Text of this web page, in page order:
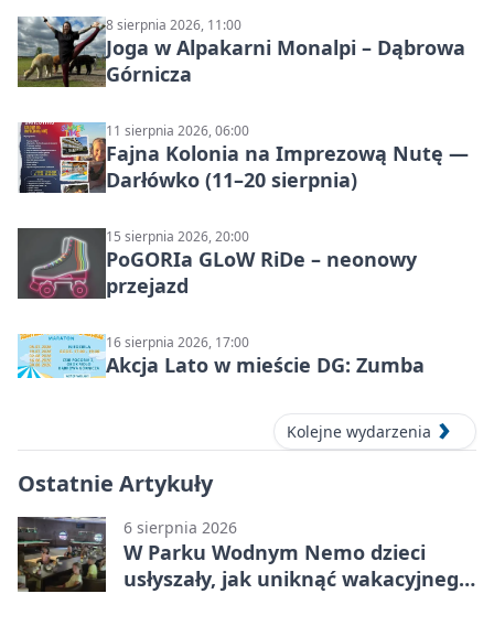
8 sierpnia 2026, 11:00
Joga w Alpakarni Monalpi – Dąbrowa
Górnicza
11 sierpnia 2026, 06:00
Fajna Kolonia na Imprezową Nutę —
Darłówko (11–20 sierpnia)
15 sierpnia 2026, 20:00
PoGORIa GLoW RiDe – neonowy
przejazd
16 sierpnia 2026, 17:00
Akcja Lato w mieście DG: Zumba
Kolejne wydarzenia
Ostatnie Artykuły
6 sierpnia 2026
W Parku Wodnym Nemo dzieci
usłyszały, jak uniknąć wakacyjnego